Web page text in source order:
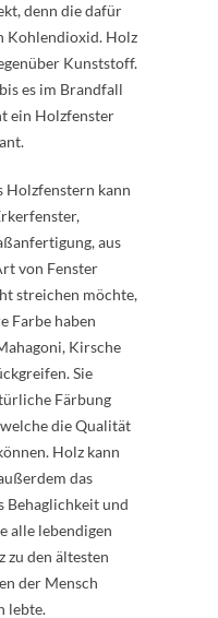
denn die dafür
Kohlendioxid. Holz
Kunststoff.
es im Brandfall
ein Holzfenster
Holzfenstern kann
aus
von Fenster
streichen möchte,
Farbe haben
Kirsche
Sie
Färbung
die Qualität
Holz kann
das
Behaglichkeit und
alle lebendigen
zu den ältesten
der Mensch
lebte.